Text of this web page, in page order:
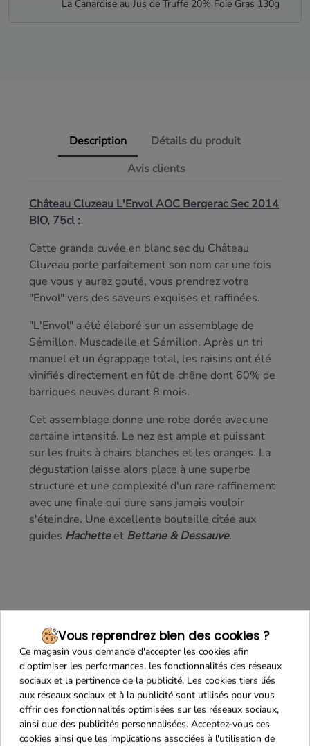
La Canardise au Jus de Truffe 20% Foie Gras 130g
Description
Détails du produit
Avis clients
Château Cluzeau L'Envol AOC Bergerac Sec 2014
BIO, 75cl :
Cette grande cuvée en blanc sec du Château
Cluzeau porte parfaitement son nom car une fois
que vous y aurez gouté, vous prendrez votre
"Envol" vers des saveurs exquises et raffinées.
"L'Envol" a été élaboré sur un assemblage de
Sémillon, Muscadelle et Sémillon. Après un tri
manuel et un égrappage total, les raisins ont été
vinifiés directement en fût de chêne dont 60% de
barriques neuves durant 8 mois.
Cet assemblage donne une robe dorée avec une
certaine intensité. Le nez est ample et puissant
sur les fruits à chairs blanches et les oranges. La
dégustation laisse alors place à une superbe
structure et une complexité d'un rare raffinement
avec une finale qui dure sans jamais vouloir
s'éteindre. Une excellente bouteille citée aux
guides Hachetteet Bettane & Dessauve.
Vous reprendrez bien des cookies ?
Ce magasin vous demande d'accepter les cookies afin
d'optimiser les performances, les fonctionnalités des réseaux
sociaux et la pertinence de la publicité. Les cookies tiers liés
aux réseaux sociaux et à la publicité sont utilisés pour vous
offrir des fonctionnalités optimisées sur les réseaux sociaux,
ainsi que des publicités personnalisées. Acceptez-vous ces
cookies ainsi que les implications associées à l'utilisation de